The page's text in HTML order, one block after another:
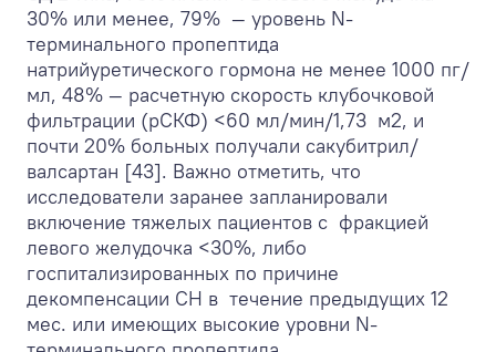
30% или менее, 79% — уровень N-
терминального пропептида
натрийуретического гормона не менее 1000 пг/
мл, 48% — расчетную скорость клубочковой
фильтрации (рСКФ) <60 мл/мин/1,73 м2, и
почти 20% больных получали сакубитрил/
валсартан [43]. Важно отметить, что
исследователи заранее запланировали
включение тяжелых пациентов с фракцией
левого желудочка <30%, либо
госпитализированных по причине
декомпенсации СН в течение предыдущих 12
мес. или имеющих высокие уровни N-